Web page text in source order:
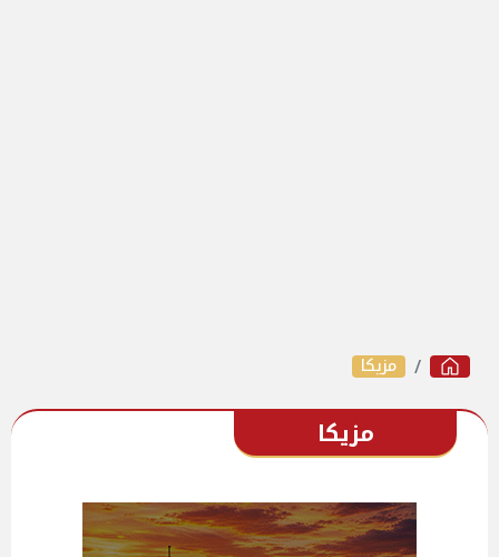
مزيكا
مزيكا